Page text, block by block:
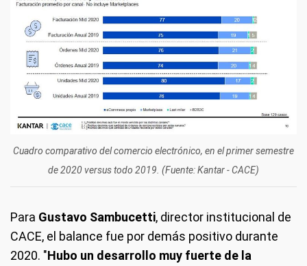
Cuadro comparativo del comercio electrónico, en el primer semestre
de 2020 versus todo 2019. (Fuente: Kantar - CACE)
Para Gustavo Sambucetti, director institucional de
CACE, el balance fue por demás positivo durante
2020. "Hubo un desarrollo muy fuerte de la